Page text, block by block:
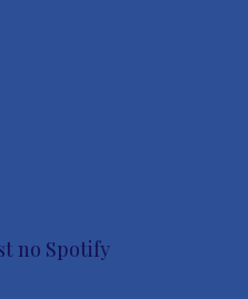
no Spotify